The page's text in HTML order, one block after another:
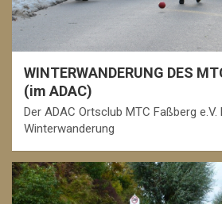
WINTERWANDERUNG DES
(im ADAC)
Der ADAC Ortsclub MTC Faßberg
Winterwanderung